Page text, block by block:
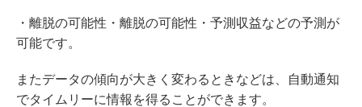
・離脱の可能性・離脱の可能性・予測収益などの予測が
可能です。
またデータの傾向が大きく変わるときなどは、自動通知
でタイムリーに情報を得ることができます。